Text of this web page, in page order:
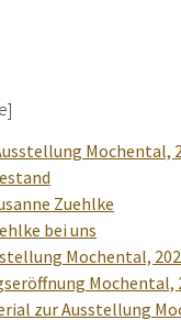
Mochental,
Zuehlke
bei uns
Mochental,
Mochental,
zur Ausstellung